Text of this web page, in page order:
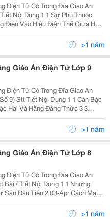
Điện Tử Có Trong Đĩa Giao An
Điện Vào Hiệu Điện Thế Giữa Hai
Trở Của Dây Dẫn. Định Luật Ôm 3
Điện Trở Của Một Dây
>1 năm
Giáo Án Điện Tử Lớp 9
Điện Tử Có Trong Đĩa Giao An
Căn Bậc
Hai Và Hằng Đẳng Thức 3 3
Giữa Phép Nhân Và Phép Khai
Giữa Phép Chia Và Phép Kha>1 năm
Giáo Án Điện Tử Lớp 8
Điện Tử Có Trong Đĩa Giao An
Bài / Tiết Nội Dung 1 1 Những
Sản Đầu Tiên 2 03-Apr Cách Mạng
1794) 3 05-Jun Chủ Nghĩa Tư Bản
Vi Thế Giới 4 07-Aug Pho>1 năm